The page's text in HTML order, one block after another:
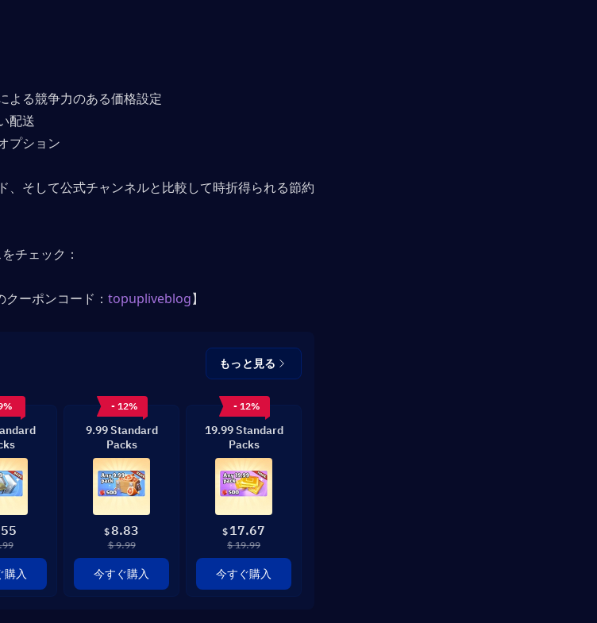
よる競争力のある価格設定
配送
プション
、そして公式チャンネルと比較して時折得られる節約
チェック：
クーポンコード： topupliveblog】
もっと見る
購入
- 12%
9.99 Standard
Packs
$8.83
$ 9.99
今すぐ購入
- 12%
19.99 Standard
Packs
$ 17.67
$ 19.99
今すぐ購入